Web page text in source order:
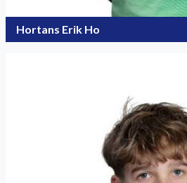
Hortans Erik Ho